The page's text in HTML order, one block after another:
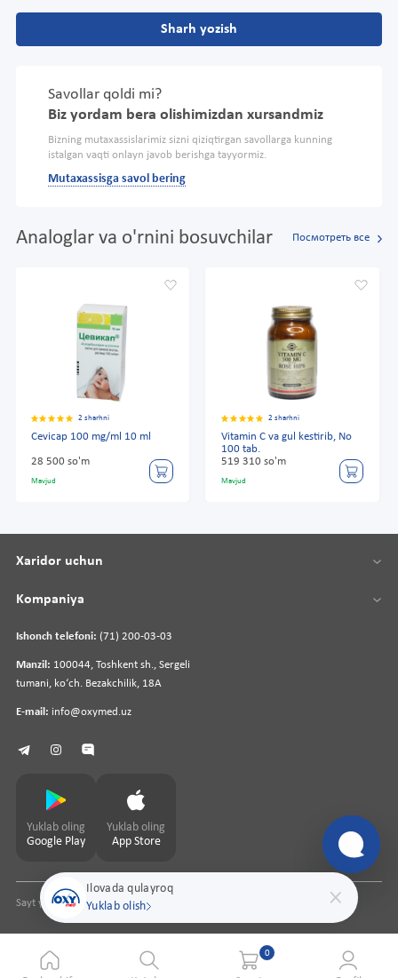
Sharh yozish
Savollar qoldi mi?
Biz yordam bera olishimizdan xursandmiz
Bizning mutaxassislarimiz sizni qiziqtirgan savollarga kunning
istalgan vaqti onlayn javob berishga tayyormiz.
Mutaxassisga savol bering
Analoglar va o'rnini bosuvchilar Посмотреть все
2 sharhni
Cevicap 100 mg/ml 10 ml
28 500 so'm
Mavjud
2 sharhni
Vitamin C va gul kestirib, No
100 tab.
519 310 so'm
Mavjud
Ilovada qulayroq
Yuklab olish
Ishonch telefoni: (71) 200-03-03
Manzil: 100044, Toshkent sh., Sergeli
tumani, koʻch. Bezakchilik, 18A
E-mail: info@oxymed.uz
Xaridor uchun
Kompaniya
Yuklab oling
Google Play
Yuklab oling
App Store
Sayt yaratuvchipharmit.uz
0